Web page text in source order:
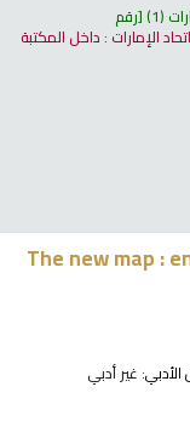
(1) رقم
الإمارات : داخل المكتبة
The new map :
غير أدبي